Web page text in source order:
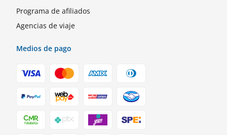
Programa de afiliados
Agencias de viaje
Medios de pago